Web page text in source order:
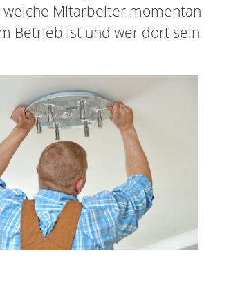
Mitarbeiter momentan
Betrieb ist und wer dort sein